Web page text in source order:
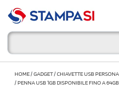
HOME/GADGET/CHIAVETTE USB
/PENNA USB 1GB DISPONIBILE FINO A